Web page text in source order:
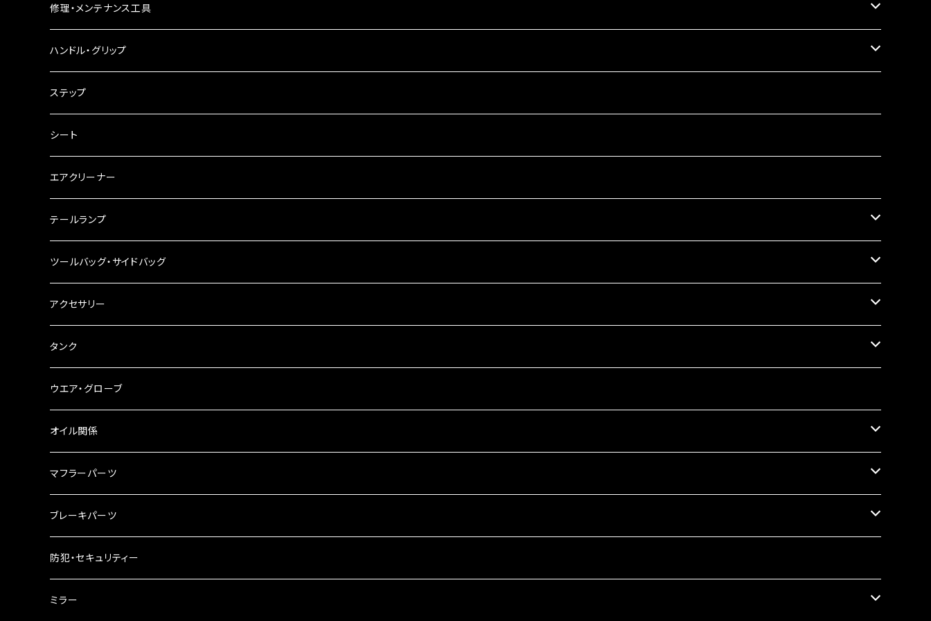
バードゲージウインカー
ウインカークランプ
フォグランプ
配線・リレー
修理・メンテナンス工具
インテークマニホールド
電装・配線・キボシ等
キャブレター
チェーン
工具類
ハンドル・グリップ
グリップ
バーハン
ハンドルパーツ
ハンドルスイッチ
その他
ハンドルポスト
ハンドルブレース
ステアリングダンパー
ブレーキ・クラッチレバー
スマホホルダー
ステップ
シート
エアクリーナー
テールランプ
ナンバー灯
ツールバッグ・サイドバッグ
ツールバッグ
サイドバッグ
サイドバッグサポート
リアBOX
ハードケース
アクセサリー
USB電源
電装系
タンク
タンク本体
タンクキャップ
タンクシール
ケミカル
ウエア・グローブ
オイル関係
4スト用エンジンオイル
2スト用エンジンオイル
ギアオイル
オイルクーラー
マフラーパーツ
マフラーガード
バンテージタイプ
スリップオン
ブレーキパーツ
ブレーキシュー
ブレーキパット
防犯・セキュリティー
ミラー